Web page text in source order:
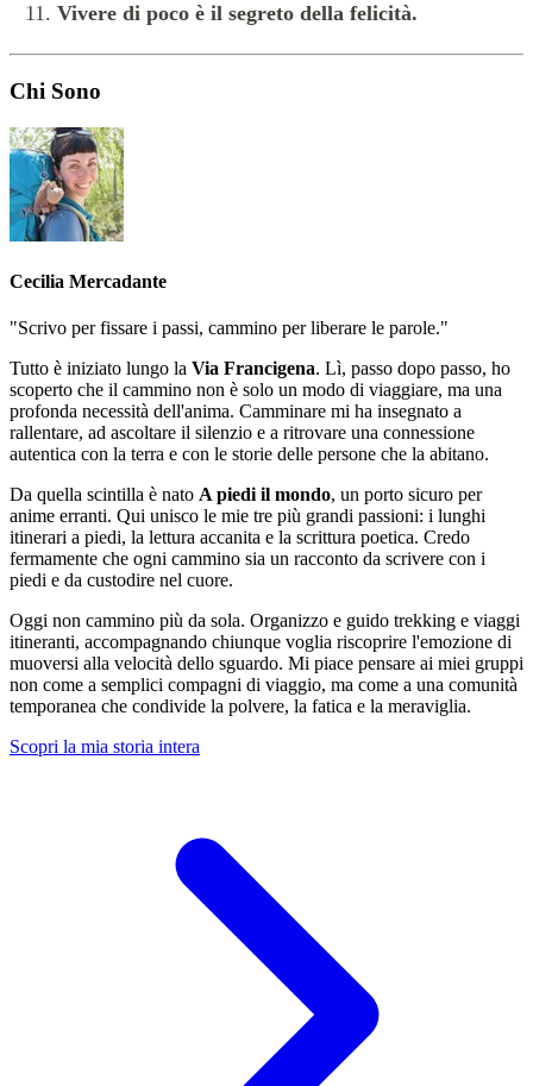
Vivere di poco è il segreto della felicità.
Chi Sono
Cecilia Mercadante
"Scrivo per fissare i passi, cammino per liberare le parole."
Tutto è iniziato lungo la Via Francigena. Lì, passo dopo passo, ho
scoperto che il cammino non è solo un modo di viaggiare, ma una
profonda necessità dell'anima. Camminare mi ha insegnato a
rallentare, ad ascoltare il silenzio e a ritrovare una connessione
autentica con la terra e con le storie delle persone che la abitano.
Da quella scintilla è nato A piedi il mondo, un porto sicuro per
anime erranti. Qui unisco le mie tre più grandi passioni: i lunghi
itinerari a piedi, la lettura accanita e la scrittura poetica. Credo
fermamente che ogni cammino sia un racconto da scrivere con i
piedi e da custodire nel cuore.
Oggi non cammino più da sola. Organizzo e guido trekking e viaggi
itineranti, accompagnando chiunque voglia riscoprire l'emozione di
muoversi alla velocità dello sguardo. Mi piace pensare ai miei gruppi
non come a semplici compagni di viaggio, ma come a una comunità
temporanea che condivide la polvere, la fatica e la meraviglia.
Scopri la mia storia intera